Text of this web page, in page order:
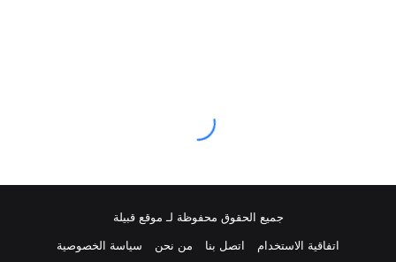
جميع الحقوق محفوظة لـ موقع قبيلة
اتفاقية الاستخدام
اتصل بنا من نحن سياسة الخصوصية